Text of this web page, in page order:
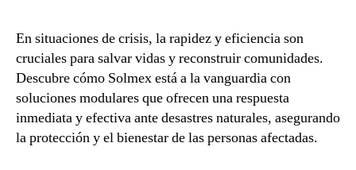
En situaciones de crisis, la rapidez y eficiencia son
cruciales para salvar vidas y reconstruir comunidades.
Descubre cómo Solmex está a la vanguardia con
soluciones modulares que ofrecen una respuesta
inmediata y efectiva ante desastres naturales, asegurando
la protección y el bienestar de las personas afectadas.